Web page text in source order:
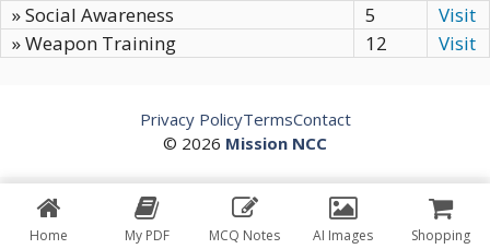
» Social Awareness
5
Visit
» Weapon Training
12 Visit
© 2026 Mission NCC
Privacy PolicyTermsContact
Home My PDF MCQ Notes AI Images Shopping